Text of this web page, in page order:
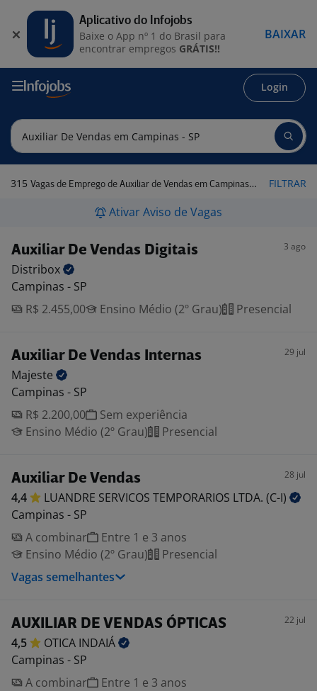
Login
315 Vagas de Emprego de Auxiliar de Vendas em Campinas - SP FILTRAR
Ativar Aviso de Vagas
Auxiliar De Vendas Digitais 3 ago
Distribox
Campinas - SP
R$ 2.455,00
Ensino Médio (2º Grau) Presencial
Auxiliar De Vendas Internas 29 jul
Majeste
Campinas - SP
R$ 2.200,00
Sem experiência
Ensino Médio (2º Grau)
Presencial
Auxiliar De Vendas 28 jul
4,4 LUANDRE SERVICOS TEMPORARIOS LTDA. (C-I)
Campinas - SP
A combinar
Entre 1 e 3 anos
Ensino Médio (2º Grau)
Presencial
Vagas semelhantes
AUXILIAR DE VENDAS ÓPTICAS 22 jul
4,5 OTICA INDAIÁ
Campinas - SP
A combinar
Entre 1 e 3 anos
Aplicativo do Infojobs
Baixe o App nº 1 do Brasil para
encontrar empregos GRÁTIS!!
BAIXAR